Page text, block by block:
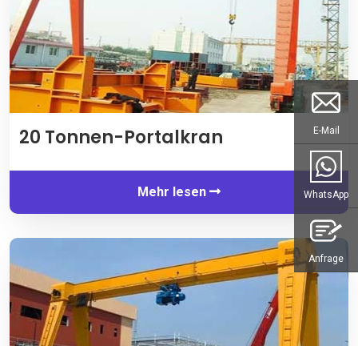
20 Tonnen-Portalkran
Mehr lesen
E-Mail
WhatsApp
Anfrage